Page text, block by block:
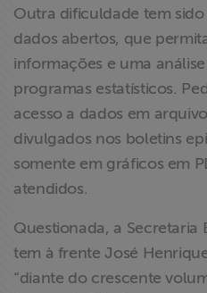
Outra dificuldade tem
dados abertos, que
informações e uma
programas estatísticos.
acesso a dados em
divulgados nos boletins
somente em gráficos em
atendidos.
Questionada, a Secretaria
tem à frente José
“diante do crescente